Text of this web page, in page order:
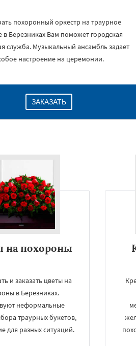
похоронный оркестр на траурное
в Березниках Вам поможет городская
служба. Музыкальный ансамбль задает
настроение на церемонии.
ЗАКАЗАТЬ
на похороны
и заказать цветы на
в Березниках.
неформальные
траурных букетов,
для разных ситуаций.